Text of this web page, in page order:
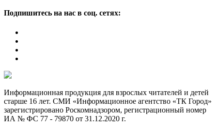
Подпишитесь на нас в соц. сетях:
Информационная продукция для взрослых читателей и детей
старше 16 лет. СМИ «Информационное агентство «ТК Город»
зарегистрировано Роскомнадзором, регистрационный номер
ИА № ФС 77 - 79870 от 31.12.2020 г.